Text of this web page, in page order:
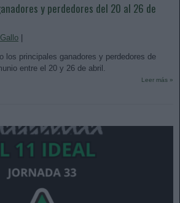
y perdedores del 20 al 26 de
los principales ganadores y perdedores de
entre el 20 y 26 de abril.
Leer más »